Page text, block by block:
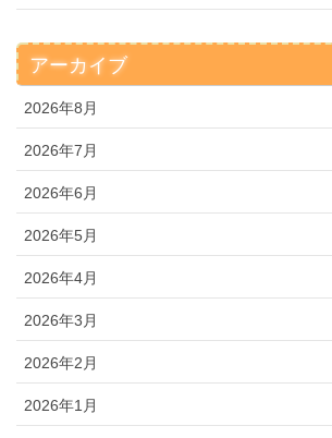
アーカイブ
2026年8月
2026年7月
2026年6月
2026年5月
2026年4月
2026年3月
2026年2月
2026年1月